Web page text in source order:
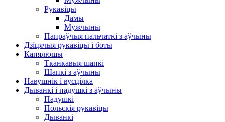
Рукавіцы
Дамы
Мужчыны
Папраўчыя пальчаткі з аўчыны
Дзіцячыя рукавіцы і боты
Капялюшы
Тканкавыя шапкі
Шапкі з аўчыны
Навушнік і вусцілка
Дыванкі і падушкі з аўчыны
Падушкі
Польскія рукавіцы
Дыванкі